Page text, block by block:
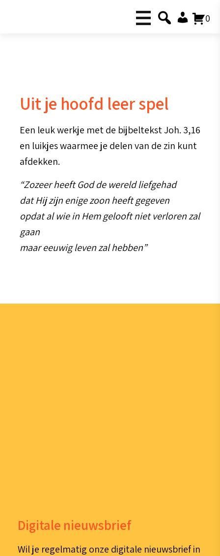
0
Uit je hoofd leer spel
Een leuk werkje met de bijbeltekst Joh. 3,16
en luikjes waarmee je delen van de zin kunt
afdekken.
“Zozeer heeft God de wereld liefgehad
dat Hij zijn enige zoon heeft gegeven
opdat al wie in Hem gelooft niet verloren zal
gaan
maar eeuwig leven zal hebben”
Digitale nieuwsbrief
Wil je regelmatig onze digitale nieuwsbrief in